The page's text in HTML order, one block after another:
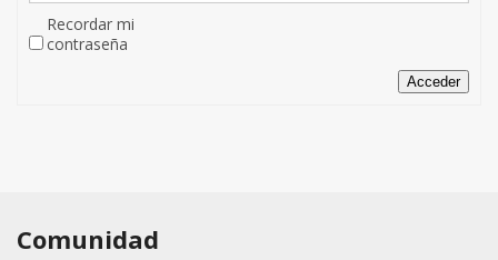
Recordar mi
contraseña
Acceder
Comunidad